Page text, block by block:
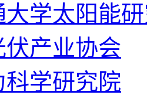
大学太阳能
产业协会
科学研究院